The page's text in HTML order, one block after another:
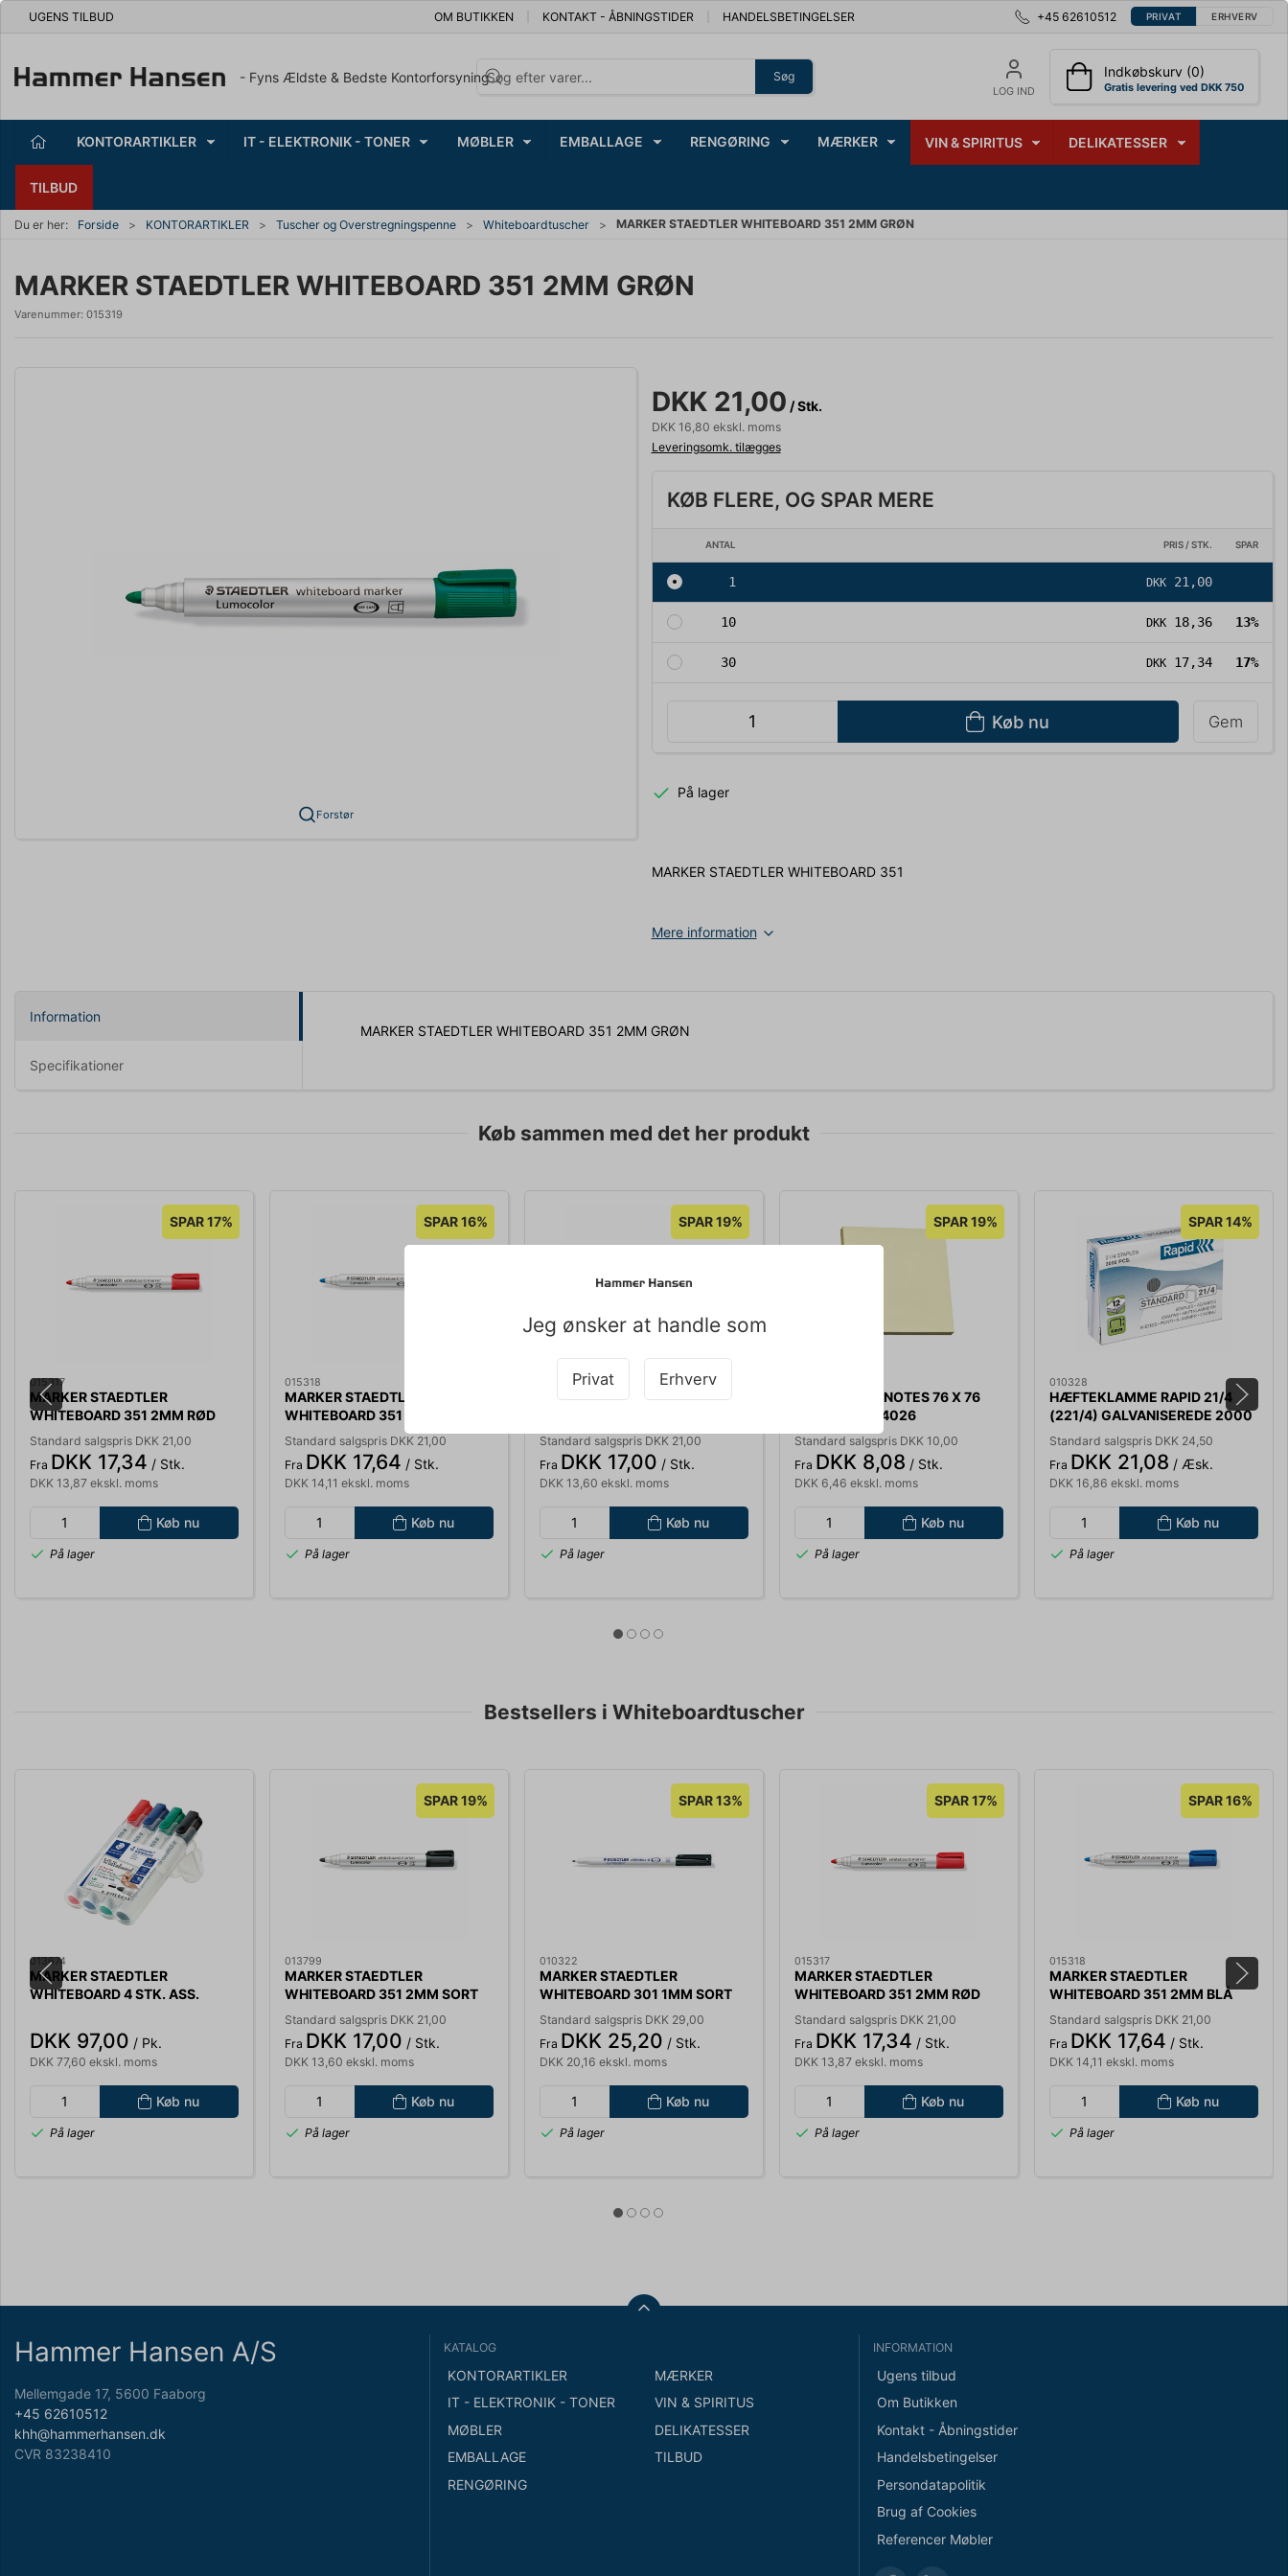
UGENS TILBUD OM BUTIKKEN KONTAKT - ÅBNINGSTIDER HANDELSBETINGELSER +45 62610512 PRIVAT ERHVERV
- Fyns Ældste & Bedste Kontorforsyning Søg
LOG IND
Indkøbskurv (0)
Gratis levering ved DKK 750
KONTORARTIKLER IT - ELEKTRONIK - TONER MØBLER EMBALLAGE RENGØRING MÆRKER VIN & SPIRITUS DELIKATESSER
TILBUD
Du er her: Forside KONTORARTIKLER Tuscher og Overstregningspenne Whiteboardtuscher MARKER STAEDTLER WHITEBOARD 351 2MM GRØN
Jeg ønsker at handle som
Privat Erhverv
MARKER STAEDTLER WHITEBOARD 351 2MM GRØN
Varenummer: 015319
Forstør
DKK 21,00 / Stk.
DKK 16,80 ekskl. moms
Leveringsomk. tilægges
KØB FLERE, OG SPAR MERE
ANTAL PRIS / STK. SPAR
Køb nu Gem
1 DKK 21,00
10 DKK 18,36 13%
30 DKK 17,34 17%
På lager
MARKER STAEDTLER WHITEBOARD 351
Mere information
Information
Specifikationer
MARKER STAEDTLER WHITEBOARD 351 2MM GRØN
Køb sammen med det her produkt
SPAR 17%
015317
MARKER STAEDTLER
WHITEBOARD 351 2MM RØD
Standard salgspris DKK 21,00
Fra DKK 17,34 / Stk.
DKK 13,87 ekskl. moms
Køb nu
På lager
SPAR 16%
015318
MARKER STAEDTLER
WHITEBOARD 351 2MM BLÅ
Standard salgspris DKK 21,00
Fra DKK 17,64 / Stk.
DKK 14,11 ekskl. moms
Køb nu
På lager
SPAR 19%
013799
MARKER STAEDTLER
Standard salgspris DKK 21,00
Fra DKK 17,00 / Stk.
DKK 13,60 ekskl. moms
Køb nu
På lager
SPAR 19%
BLOK Q-LINE NOTES 76 X 76
MM GUL S004026
Standard salgspris DKK 10,00
Fra DKK 8,08 / Stk.
DKK 6,46 ekskl. moms
Køb nu
På lager
SPAR 14%
010328
HÆFTEKLAMME RAPID 21/4
(221/4) GALVANISEREDE 2000
STK/PK. 24867500
Standard salgspris DKK 24,50
Fra DKK 21,08 / Æsk.
DKK 16,86 ekskl. moms
Køb nu
På lager
Bestsellers i Whiteboardtuscher
013674
MARKER STAEDTLER
WHITEBOARD 4 STK. ASS.
351WP4
DKK 97,00 / Pk.
DKK 77,60 ekskl. moms
Køb nu
På lager
SPAR 19%
013799
MARKER STAEDTLER
WHITEBOARD 351 2MM SORT
Standard salgspris DKK 21,00
Fra DKK 17,00 / Stk.
DKK 13,60 ekskl. moms
Køb nu
På lager
SPAR 13%
010322
MARKER STAEDTLER
WHITEBOARD 301 1MM SORT
301-9
Standard salgspris DKK 29,00
Fra DKK 25,20 / Stk.
DKK 20,16 ekskl. moms
Køb nu
På lager
SPAR 17%
015317
MARKER STAEDTLER
WHITEBOARD 351 2MM RØD
Standard salgspris DKK 21,00
Fra DKK 17,34 / Stk.
DKK 13,87 ekskl. moms
Køb nu
På lager
SPAR 16%
015318
MARKER STAEDTLER
WHITEBOARD 351 2MM BLÅ
Standard salgspris DKK 21,00
Fra DKK 17,64 / Stk.
DKK 14,11 ekskl. moms
Køb nu
På lager
Hammer Hansen A/S
Mellemgade 17, 5600 Faaborg
+45 62610512
khh@hammerhansen.dk
CVR 83238410
KATALOG
KONTORARTIKLER
IT - ELEKTRONIK - TONER
MØBLER
EMBALLAGE
RENGØRING
MÆRKER
VIN & SPIRITUS
DELIKATESSER
TILBUD
INFORMATION
Ugens tilbud
Om Butikken
Kontakt - Åbningstider
Handelsbetingelser
Persondatapolitik
Brug af Cookies
Referencer Møbler